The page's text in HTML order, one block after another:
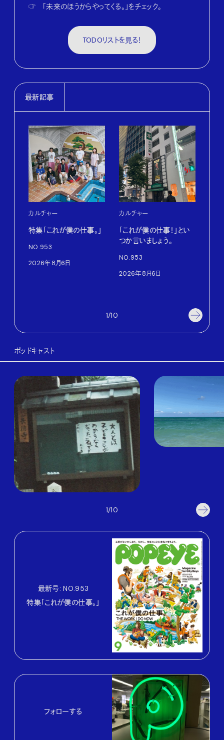
☞
「未来のほうからやってくる。」をチェック。
TODOリストを見る！
最新記事
カルチャー
特集「これが僕の仕事。」
NO.953
2026年8月6日
カルチャー
「これが僕の仕事！」とい
つか言いましょう。
NO.953
2026年8月6日
1/10
ポッドキャスト
1/10
最新号: NO.953
特集「これが僕の仕事。」
フォローする